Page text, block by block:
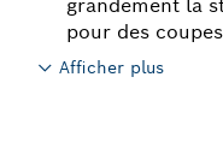
grandement la
pour des
Afficher plus